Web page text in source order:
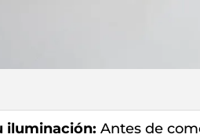
iluminación: Antes de